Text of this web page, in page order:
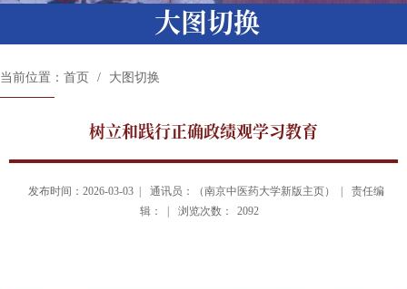
大图切换
当前位置： 首页 大图切换
树立和践行正确政绩观学习教育
发布时间：2026-03-03 | 通讯员：（南京中医药大学新版主页） |
责任编
辑： |
浏览次数： 2092